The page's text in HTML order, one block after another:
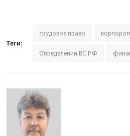
Теги:
трудовое право
Определении ВС РФ